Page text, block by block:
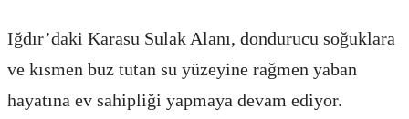
Iğdır’daki Karasu Sulak Alanı, dondurucu soğuklara
ve kısmen buz tutan su yüzeyine rağmen yaban
hayatına ev sahipliği yapmaya devam ediyor.